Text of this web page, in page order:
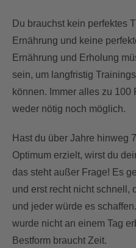
Du brauchst kein perfektes
Ernährung und keine
Ernährung und Erholung
sein, um langfristig
können. Immer alles zu 100
weder nötig noch möglich.
Hast du über Jahre hinweg
Optimum erzielt, wirst du
das steht außer Frage! Es
und erst recht nicht schnell,
und jeder würde es
wurde nicht an einem Tag
Bestform braucht Zeit.